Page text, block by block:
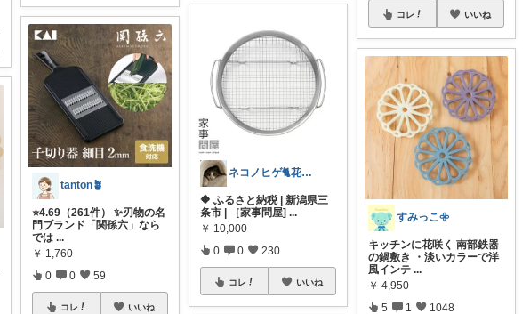
tanton🪴
⭐4.69（261件） ✨刃物の名
門ブランド「関孫六」なら
では ...
￥ 1,760
0 0 59
コレ いいね
ネコノヒゲ🐈花好きオタクの庭🪴
🔶 ふるさと納税 | 新潟県三
条市 | ［家事問屋]...
￥ 10,000
0 0 230
コレ いいね
コレ いいね
すみっこ𖧷
キッチンに花咲く 南部鉄器
の鍋敷き ・淡いカラーで洋
風インテ ...
￥ 4,950
5 1 1048